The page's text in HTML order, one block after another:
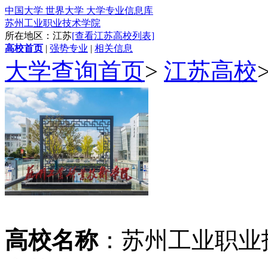
中国大学 世界大学 大学专业信息库
苏州工业职业技术学院
所在地区：江苏[查看江苏高校列表]
高校首页 | 强势专业 | 相关信息
大学查询首页> 江苏高校
高校名称：苏州工业职